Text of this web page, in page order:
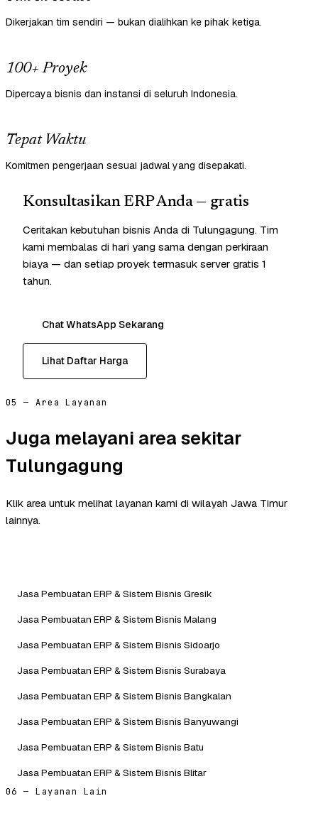
Dikerjakan tim sendiri — bukan dialihkan ke pihak ketiga.
100+ Proyek
Dipercaya bisnis dan instansi di seluruh Indonesia.
Tepat Waktu
Komitmen pengerjaan sesuai jadwal yang disepakati.
Konsultasikan ERP Anda — gratis
Ceritakan kebutuhan bisnis Anda di Tulungagung. Tim
kami membalas di hari yang sama dengan perkiraan
biaya — dan setiap proyek termasuk server gratis 1
tahun.
Chat WhatsApp Sekarang
Lihat Daftar Harga
05 — Area Layanan
Juga melayani area sekitar
Tulungagung
Klik area untuk melihat layanan kami di wilayah Jawa Timur
lainnya.
Jasa Pembuatan ERP & Sistem Bisnis Gresik
Jasa Pembuatan ERP & Sistem Bisnis Malang
Jasa Pembuatan ERP & Sistem Bisnis Sidoarjo
Jasa Pembuatan ERP & Sistem Bisnis Surabaya
Jasa Pembuatan ERP & Sistem Bisnis Bangkalan
Jasa Pembuatan ERP & Sistem Bisnis Banyuwangi
Jasa Pembuatan ERP & Sistem Bisnis Batu
Jasa Pembuatan ERP & Sistem Bisnis Blitar
06 — Layanan Lain